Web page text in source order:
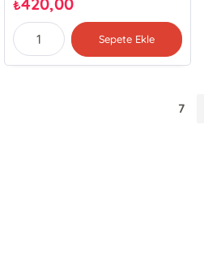
₺
Sepete Ekle
7